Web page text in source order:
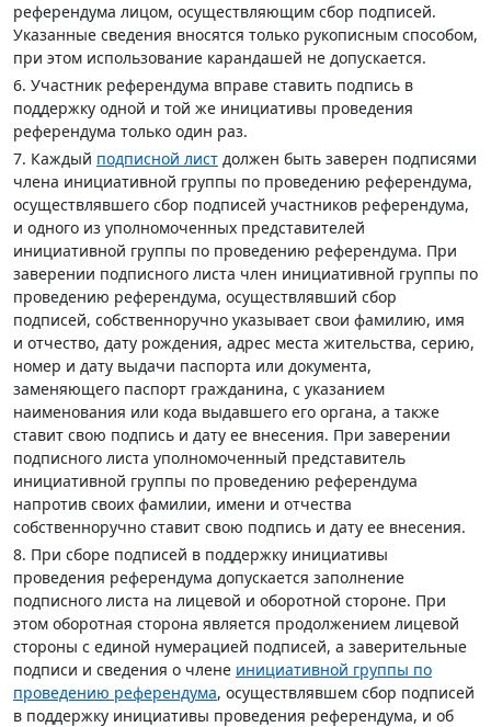
референдума лицом, осуществляющим сбор подписей.
Указанные сведения вносятся только рукописным способом,
при этом использование карандашей не допускается.
6. Участник референдума вправе ставить подпись в
поддержку одной и той же инициативы проведения
референдума только один раз.
7. Каждый подписной лист должен быть заверен подписями
члена инициативной группы по проведению референдума,
осуществлявшего сбор подписей участников референдума,
и одного из уполномоченных представителей
инициативной группы по проведению референдума. При
заверении подписного листа член инициативной группы по
проведению референдума, осуществлявший сбор
подписей, собственноручно указывает свои фамилию, имя
и отчество, дату рождения, адрес места жительства, серию,
номер и дату выдачи паспорта или документа,
заменяющего паспорт гражданина, с указанием
наименования или кода выдавшего его органа, а также
ставит свою подпись и дату ее внесения. При заверении
подписного листа уполномоченный представитель
инициативной группы по проведению референдума
напротив своих фамилии, имени и отчества
собственноручно ставит свою подпись и дату ее внесения.
8. При сборе подписей в поддержку инициативы
проведения референдума допускается заполнение
подписного листа на лицевой и оборотной стороне. При
этом оборотная сторона является продолжением лицевой
стороны с единой нумерацией подписей, а заверительные
подписи и сведения о члене инициативной группы по
проведению референдума, осуществлявшем сбор подписей
в поддержку инициативы проведения референдума, и об